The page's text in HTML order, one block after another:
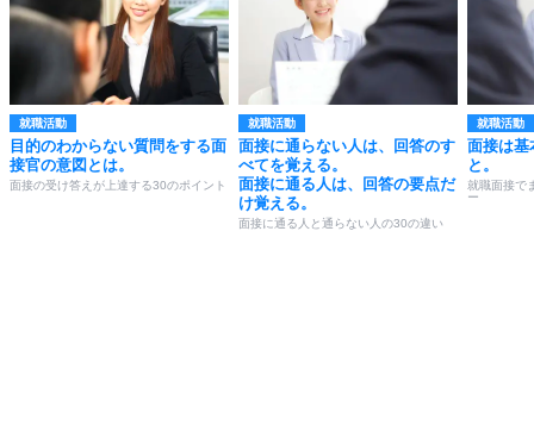
就職活動
目的のわからない質問をする面
接官の意図とは。
面接の受け答えが上達する30のポイント
就職活動
面接に通らない人は、回答のす
べてを覚える。
面接に通る人は、回答の要点だ
け覚える。
面接に通る人と通らない人の30の違い
就職活動
面接は基
と。
就職面接で
ー